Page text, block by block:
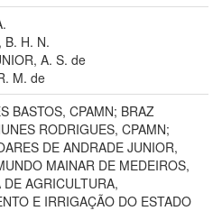
B. H. N.
A. S. de
M. de
BASTOS, CPAMN; BRAZ
RODRIGUES, CPAMN;
DE ANDRADE JUNIOR,
MAINAR DE MEDEIROS,
AGRICULTURA,
E IRRIGAÇÃO DO ESTADO